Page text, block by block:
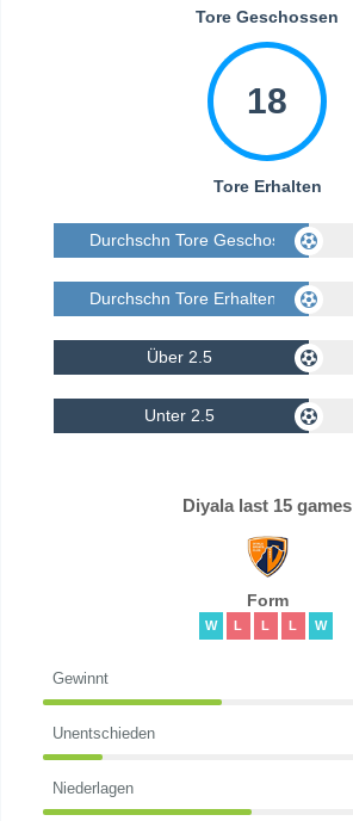
Tore Geschossen
18
Tore Erhalten
Durchschn Tore Geschossen
Durchschn Tore Erhalten
Über 2.5
Unter 2.5
Diyala last 15 games
Form
W L L L W
Gewinnt
Unentschieden
Niederlagen